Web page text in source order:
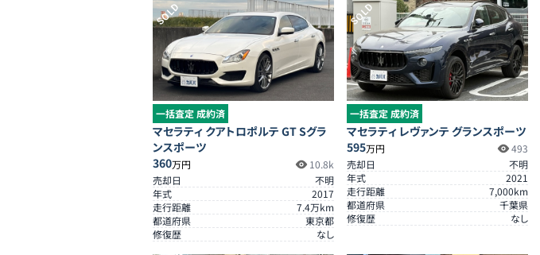
SOLD
一括査定 成約済
マセラティ クアトロポルテ GT Sグラ
ンスポーツ
360万円
10.8k
売却日
不明
年式
2017
走行距離
7.4万km
都道府県
東京都
修復歴
なし
SOLD
一括査定 成約済
マセラティ レヴァンテ グランスポーツ
595万円
493
売却日
不明
年式
2021
走行距離
7,000km
都道府県
千葉県
修復歴
なし